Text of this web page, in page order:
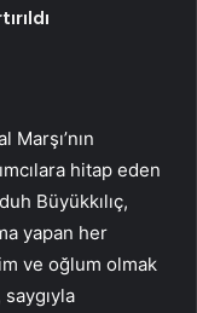
hitap eden
Büyükkılıç,
yapan her
ve oğlum olmak